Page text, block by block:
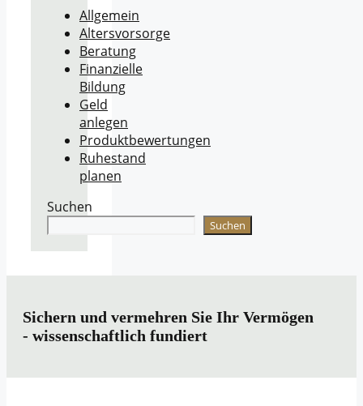
Allgemein
Altersvorsorge
Beratung
Finanzielle
Bildung
Geld
anlegen
Produktbewertungen
Ruhestand
planen
Suchen
Suchen
Sichern und vermehren Sie Ihr Vermögen
- wissenschaftlich fundiert